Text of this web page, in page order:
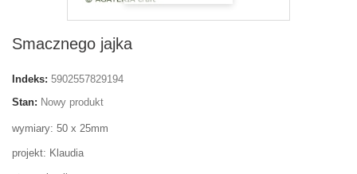
Smacznego jajka
Indeks: 5902557829194
Stan: Nowy produkt
wymiary: 50 x 25mm
projekt: Klaudia